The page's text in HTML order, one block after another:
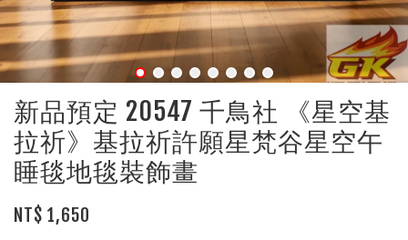
新品預定 20547 千鳥社 《星空基
拉祈》基拉祈許願星梵谷星空午
睡毯地毯裝飾畫
NT$ 1,650